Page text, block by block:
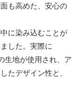
も高めた、安心の
に染み込むことが
した。実際に
生地が使用され、ア
たデザイン性と、